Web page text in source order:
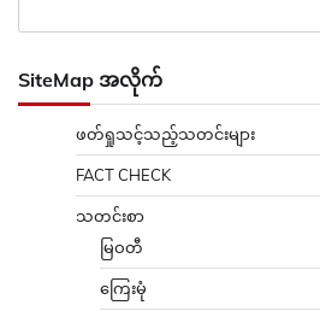
SiteMap အလိုက်
ဖတ်ရှုသင့်သည့်သတင်းများ
FACT CHECK
သတင်းစာ
မြဝတီ
ကြေးမုံ